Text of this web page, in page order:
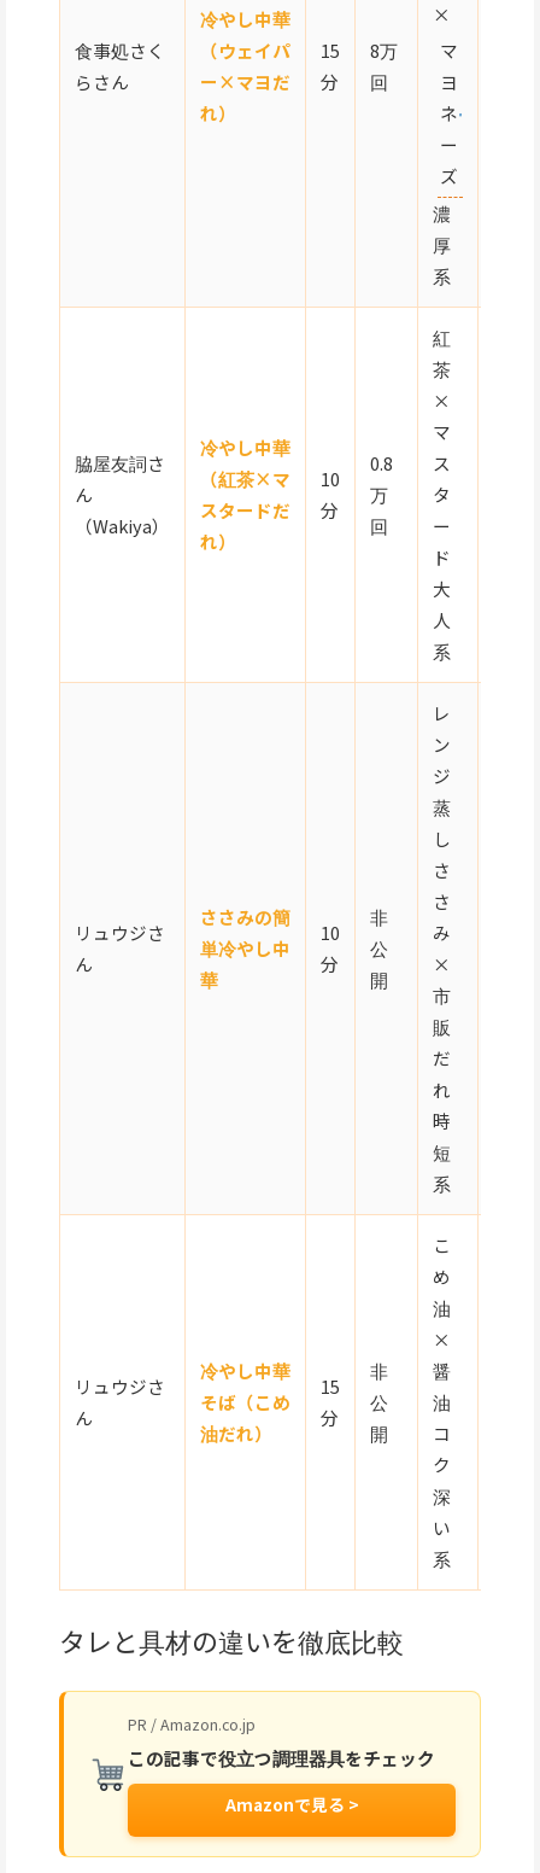
食事処さく
らさん
冷やし中華
（ウェイパ
ー×マヨだ
れ）
15
分
8万
回
×
マ
ヨ
ネ
ー
ズ
濃
厚
系
脇屋友詞さ
ん
（Wakiya）
冷やし中華
（紅茶×マ
スタードだ
れ）
10
分
0.8
万
回
紅
茶
×
マ
ス
タ
ー
ド
大
人
系
リュウジさ
ん
ささみの簡
単冷やし中
華
10
分
非
公
開
レ
ン
ジ
蒸
し
さ
さ
み
×
市
販
だ
れ
時
短
系
リュウジさ
ん
冷やし中華
そば（こめ
油だれ）
15
分
非
公
開
こ
め
油
×
醤
油
コ
ク
深
い
系
タレと具材の違いを徹底比較
PR / Amazon.co.jp
この記事で役立つ調理器具をチェック
Amazonで見る >